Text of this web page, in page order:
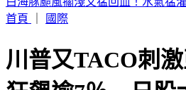
功
川普又TACO刺